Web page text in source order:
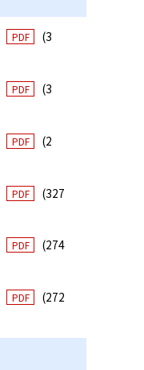
PDF
(3
PDF
(3
PDF
(2
PDF
(327
PDF
(274
PDF
(272